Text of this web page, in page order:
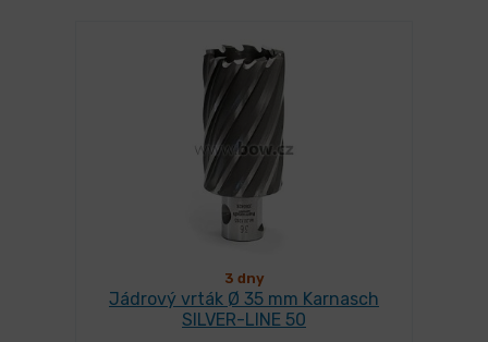
3 dny
Jádrový vrták Ø 35 mm Karnasch
SILVER-LINE 50